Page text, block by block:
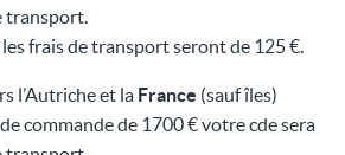
transport.
frais de transport seront de 125 €.
l’Autriche et la France (sauf îles)
commande de 1700 € votre cde sera